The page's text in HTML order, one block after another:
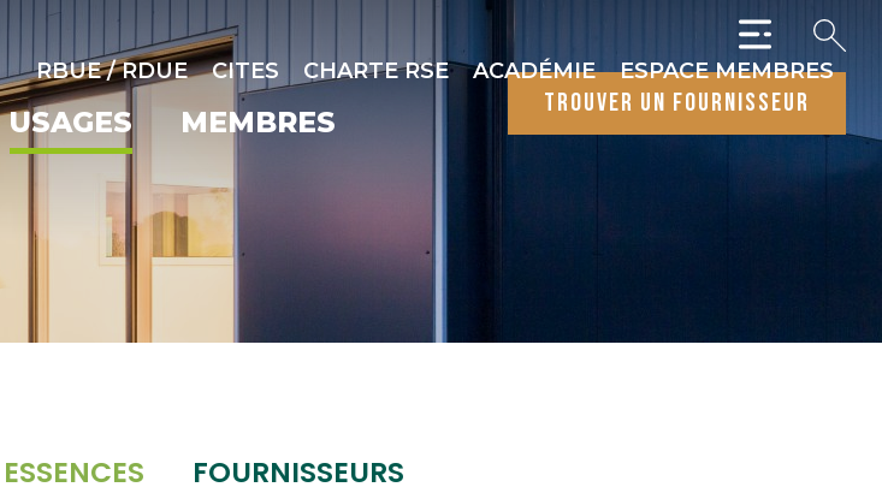
RBUE / RDUE CITES CHARTE RSE ACADÉMIE ESPACE MEMBRES
USAGES MEMBRES
trouver un fournisseur
ESSENCES FOURNISSEURS